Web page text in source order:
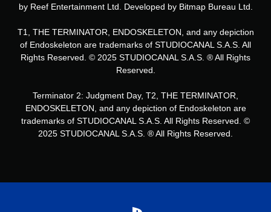
by Reef Entertainment Ltd. Developed by Bitmap Bureau Ltd.
T1, THE TERMINATOR, ENDOSKELETON, and any depiction
of Endoskeleton are trademarks of STUDIOCANAL S.A.S. All
Rights Reserved. © 2025 STUDIOCANAL S.A.S. ® All Rights
Reserved.
Terminator 2: Judgment Day, T2, THE TERMINATOR,
ENDOSKELETON, and any depiction of Endoskeleton are
trademarks of STUDIOCANAL S.A.S. All Rights Reserved. ©
2025 STUDIOCANAL S.A.S. ® All Rights Reserved.